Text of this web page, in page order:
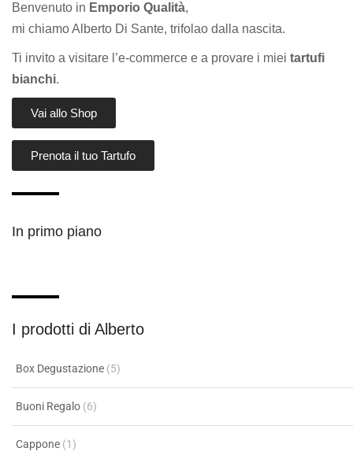
Benvenuto in Emporio Qualità,
mi chiamo Alberto Di Sante, trifolao dalla nascita.
Ti invito a visitare l’e-commerce e a provare i miei tartufi
bianchi.
Vai allo Shop
Prenota il tuo Tartufo
In primo piano
I prodotti di Alberto
Box Degustazione (5)
Buoni Regalo (6)
Cappone (1)